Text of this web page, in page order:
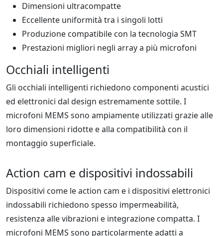
Dimensioni ultracompatte
Eccellente uniformità tra i singoli lotti
Produzione compatibile con la tecnologia SMT
Prestazioni migliori negli array a più microfoni
Occhiali intelligenti
Gli occhiali intelligenti richiedono componenti acustici
ed elettronici dal design estremamente sottile. I
microfoni MEMS sono ampiamente utilizzati grazie alle
loro dimensioni ridotte e alla compatibilità con il
montaggio superficiale.
Action cam e dispositivi indossabili
Dispositivi come le action cam e i dispositivi elettronici
indossabili richiedono spesso impermeabilità,
resistenza alle vibrazioni e integrazione compatta. I
microfoni MEMS sono particolarmente adatti a